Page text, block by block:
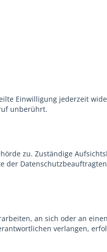
Einwilligung jederzeit
unberührt.
zu. Zuständige
der
an sich oder an
verlangen,